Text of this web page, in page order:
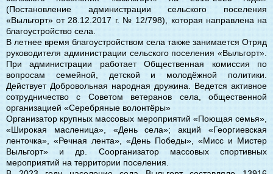
(Постановление администрации сельского поселения
«Выльгорт» от 28.12.2017 г. № 12/798), которая направлена на
благоустройство села.
В летнее время благоустройством села также занимается Отряд
руководителя администрации сельского поселения «Выльгорт».
При администрации работает Общественная комиссия по
вопросам семейной, детской и молодёжной политики.
Действует Добровольная народная дружина. Ведется активное
сотрудничество с Советом ветеранов села, общественной
организацией «Серебряные волонтёры»
Организатор крупных массовых мероприятий «Поющая семья»,
«Широкая масленица», «День села»; акций «Георгиевская
ленточка», «Речная лента», «День Победы», «Мисс и Мистер
Выльгорт» и др. Соорганизатор массовых спортивных
мероприятий на территории поселения.